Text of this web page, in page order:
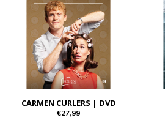
CARMEN CURLERS | DVD
€27,99